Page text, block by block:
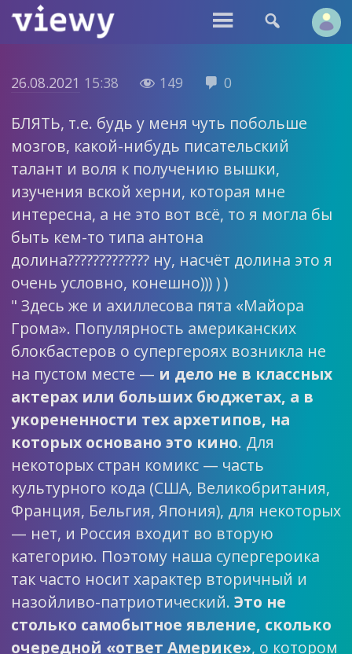
 
26.08.2021 15:38  149  0
БЛЯТЬ, т.е. будь у меня чуть побольше
мозгов, какой-нибудь писательский
талант и воля к получению вышки,
изучения вской херни, которая мне
интересна, а не это вот всё, то я могла бы
быть кем-то типа антона
долина????????????? ну, насчёт долина это я
очень условно, конешно))) ) )
" Здесь же и ахиллесова пята «Майора
Грома». Популярность американских
блокбастеров о супергероях возникла не
на пустом месте — и дело не в классных
актерах или больших бюджетах, а в
укорененности тех архетипов, на
которых основано это кино. Для
некоторых стран комикс — часть
культурного кода (США, Великобритания,
Франция, Бельгия, Япония), для некоторых
— нет, и Россия входит во вторую
категорию. Поэтому наша супергероика
так часто носит характер вторичный и
назойливо-патриотический. Это не
столько самобытное явление, сколько
очередной «ответ Америке», о котором